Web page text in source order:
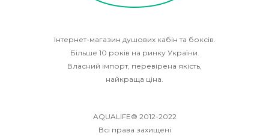
Інтернет-магазин душових кабін та боксів.
Більше 10 років на ринку України.
Власний імпорт, перевірена якість,
найкраща ціна.
AQUALIFE® 2012-2022
Всі права захищені